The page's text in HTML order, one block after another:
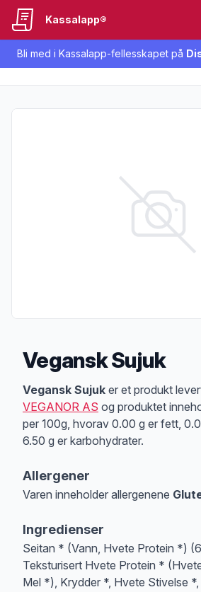
Bli med i Kassalapp-fellesskapet på
Kassalapp®
Vegansk Sujuk
Produktbeskrivelse
Vegansk Sujuk er et produkt
VEGANOR AS og produktet
per 100g, hvorav 0.00 g er fett,
6.50 g er karbohydrater.
Allergener
Varen inneholder allergenene
Ingredienser
Seitan * (Vann, Hvete Protein *)
Teksturisert Hvete Protein *
Mel *), Krydder *, Hvete Stivelse